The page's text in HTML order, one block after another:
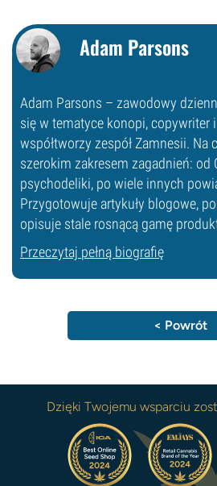
Adam Parsons
Adam Parsons – zawodowy
się w tematyce konopi, copywriter
współtworzy zespół Zamnesii. Na
szerokim zakresem zagadnień: od
psychodeliki, po wiele innych
Przygotowuje artykuły blogowe,
opisuje stale rosnącą gamę
Przeczytaj pełną biografię
< Powrót
Dzięki Twojemu wsparciu